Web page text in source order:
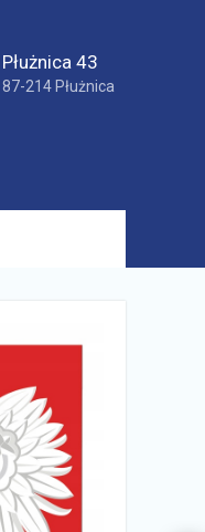
Płużnica 43
87-214 Płużnica